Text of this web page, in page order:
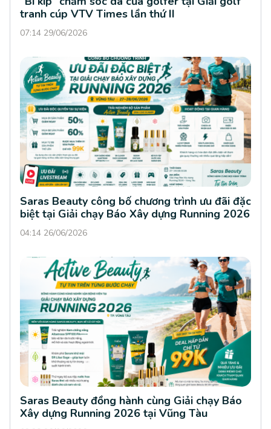
tranh cúp VTV Times lần thứ II
07:14 29/06/2026
Saras Beauty công bố chương trình ưu đãi đặc
biệt tại Giải chạy Báo Xây dựng Running 2026
04:14 26/06/2026
Saras Beauty đồng hành cùng Giải chạy Báo
Xây dựng Running 2026 tại Vũng Tàu